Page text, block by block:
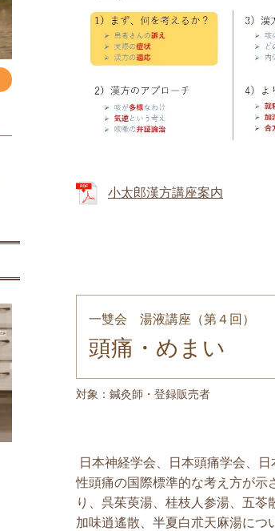
小太郎漢方講座案内
一雙会 湯液講座（第４回）
頭痛・めまい
対象：鍼灸師・登録販売者
日本神経学会、日本頭痛学会、
性頭痛の国際標準的な考え方が示
り、呉茱萸湯、桂枝人参湯、五苓
加味逍遙散、半夏白朮天麻湯につ